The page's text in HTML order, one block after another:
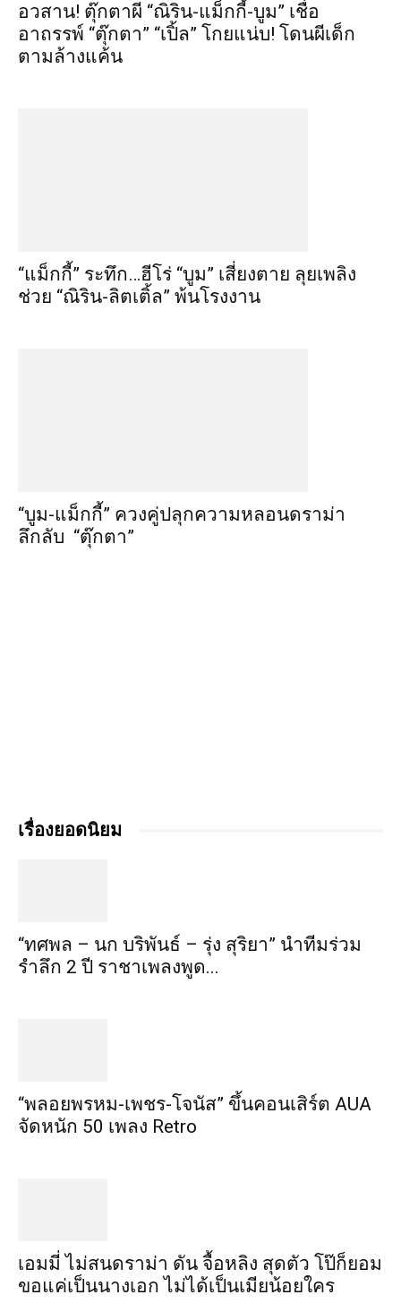
อวสาน! ตุ๊กตาผี “ณิริน-แม็กกี้-บูม” เชื่อ
อาถรรพ์ “ตุ๊กตา” “เปิ้ล” โกยแน่บ! โดนผีเด็ก
ตามล้างแค้น
“แม็กกี้” ระทึก…ฮีโร่ “บูม” เสี่ยงตาย ลุยเพลิง
ช่วย “ณิริน-ลิตเติ้ล” พ้นโรงงาน
“บูม-แม็กกี้” ควงคู่ปลุกความหลอนดราม่า
ลึกลับ “ตุ๊กตา”
เรื่องยอดนิยม
“ทศพล – นก บริพันธ์ – รุ่ง สุริยา” นำทีมร่วม
รำลึก 2 ปี ราชาเพลงพูด...
“พลอยพรหม-เพชร-โจนัส” ขึ้นคอนเสิร์ต AUA
จัดหนัก 50 เพลง Retro
เอมมี่ ไม่สนดราม่า ดัน จื้อหลิง สุดตัว โป๊ก็ยอม
ขอแค่เป็นนางเอก ไม่ได้เป็นเมียน้อยใคร